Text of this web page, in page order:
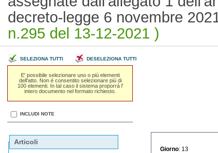
decreto-legge 6 novembre
n.295 del 13-12-2021 )
SELEZIONA TUTTI DESELEZIONA TUTTI
E' possibile selezionare uno o piú elementi
dell'atto. Non é consentito selezionare piú di
100 elementi. In tal caso il sistema proporrá l'
intero documento nel formato richiesto.
INCLUDI NOTE
Articoli
Giorno : 13